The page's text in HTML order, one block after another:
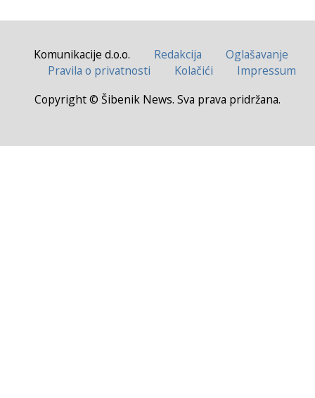
Komunikacije d.o.o. Redakcija
Oglašavanje
Pravila o privatnosti
Kolačići
Impressum
Copyright © Šibenik News. Sva prava pridržana.